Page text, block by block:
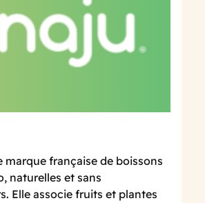
marque française de boissons
naturelles et sans
Elle associe fruits et plantes